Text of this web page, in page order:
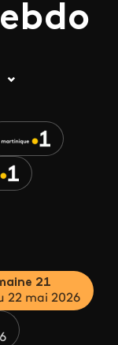
21
22 mai 2026